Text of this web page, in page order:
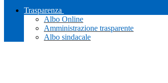
Trasparenza
Albo Online
Amministrazione trasparente
Albo sindacale